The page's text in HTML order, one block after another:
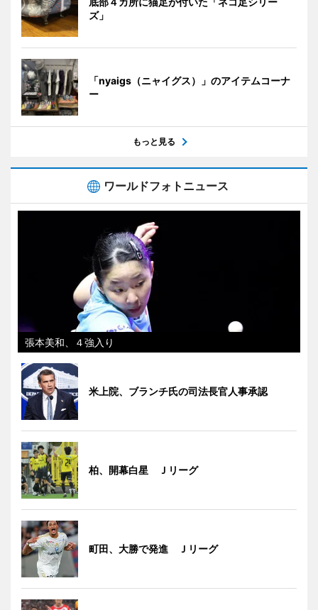
ズ」
「nyaigs（ニャイグス）」のアイテムコーナ
ー
もっと見る
ワールドフォトニュース
張本美和、４強入り
米上院、ブランチ氏の司法長官人事承認
柏、開幕白星 Ｊリーグ
町田、大勝で発進 Ｊリーグ